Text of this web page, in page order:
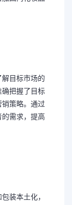
目标市场的
把握了目标
策略。通过
需求，提高
装本土化，